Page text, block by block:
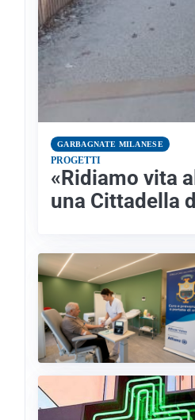
GARBAGNATE MILANESE
PROGETTI
«Ridiamo vita
una Cittadella